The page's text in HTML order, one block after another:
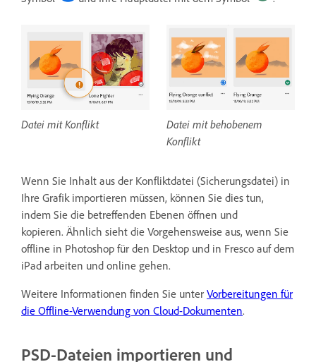
Datei mit behobenem
Konflikt
Datei mit Konflikt
Wenn Sie Inhalt aus der Konfliktdatei (Sicherungsdatei) in
Ihre Grafik importieren müssen, können Sie dies tun,
indem Sie die betreffenden Ebenen öffnen und
kopieren. Ähnlich sieht die Vorgehensweise aus, wenn Sie
offline in Photoshop für den Desktop und in Fresco auf dem
iPad arbeiten und online gehen.
Weitere Informationen finden Sie unter Vorbereitungen für
die Offline-Verwendung von Cloud-Dokumenten.
PSD-Dateien importieren und